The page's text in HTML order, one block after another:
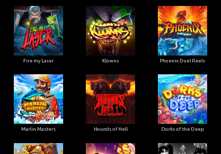
Fire my Laser Klowns Phoenix Duel Reels
Marlin Masters Hounds of Hell Dorks of the Deep